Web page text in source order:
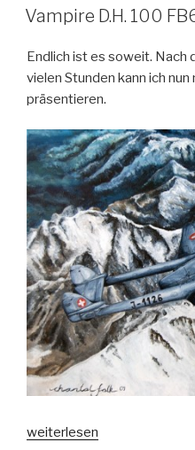
AM
Vampire D.H. 100
Endlich ist es soweit. Nach
vielen Stunden kann ich
präsentieren.
„Vampire
weiterlesen